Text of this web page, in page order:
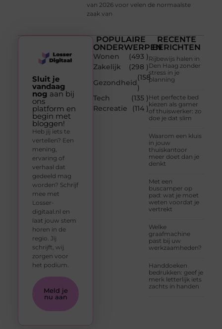
van 2026 voor velen de normaalste
zaak van
POPULAIRE
ONDERWERPEN
Wonen
(493 )
Zakelijk
(298 )
Gezondheid
(158
)
Tech
(135 )
Recreatie
(114 )
RECENTE
BERICHTEN
Rijbewijs halen in
Den Haag zonder
stress in je
planning
Het perfecte bed
kiezen als gamer
of thuiswerker: zo
doe je dat slim
Waarom een kluis
in jouw
thuiskantoor
meer doet dan je
denkt
Met een
buscamper op
pad: wat je moet
weten voordat je
vertrekt
Welke
graafmachine
past bij uw
werkzaamheden?
Handdoeken
bedrukken: geef je
merk letterlijk iets
zachts in handen
Sluit je
vandaag
nog aan bij
ons
platform en
begin met
bloggen!
Heb jij iets te
vertellen? Een
mening,
ervaring of
verhaal dat
gedeeld mag
worden? Schrijf
mee met
Losser-
digitaal.nl en
laat jouw stem
horen in de
regio. Jij
schrijft, wij
zorgen voor
het podium.
Meld je
nu aan